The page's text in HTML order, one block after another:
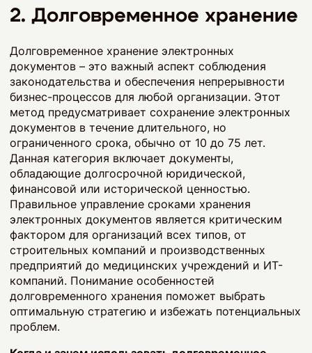
2. Долговременное хранение
Долговременное хранение электронных
документов – это важный аспект соблюдения
законодательства и обеспечения непрерывности
бизнес-процессов для любой организации. Этот
метод предусматривает сохранение электронных
документов в течение длительного, но
ограниченного срока, обычно от 10 до 75 лет.
Данная категория включает документы,
обладающие долгосрочной юридической,
финансовой или исторической ценностью.
Правильное управление сроками хранения
электронных документов является критическим
фактором для организаций всех типов, от
строительных компаний и производственных
предприятий до медицинских учреждений и ИТ-
компаний. Понимание особенностей
долговременного хранения поможет выбрать
оптимальную стратегию и избежать потенциальных
проблем.